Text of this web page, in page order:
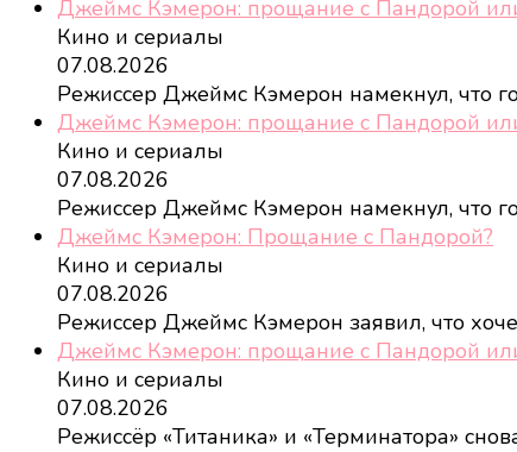
Джеймс Кэмерон: прощание с Пандорой или
Кино и сериалы
07.08.2026
Режиссер Джеймс Кэмерон намекнул, что
Джеймс Кэмерон: прощание с Пандорой или
Кино и сериалы
07.08.2026
Режиссер Джеймс Кэмерон намекнул, что
Джеймс Кэмерон: Прощание с Пандорой?
Кино и сериалы
07.08.2026
Режиссер Джеймс Кэмерон заявил, что
Джеймс Кэмерон: прощание с Пандорой или
Кино и сериалы
07.08.2026
Режиссёр «Титаника» и «Терминатора»